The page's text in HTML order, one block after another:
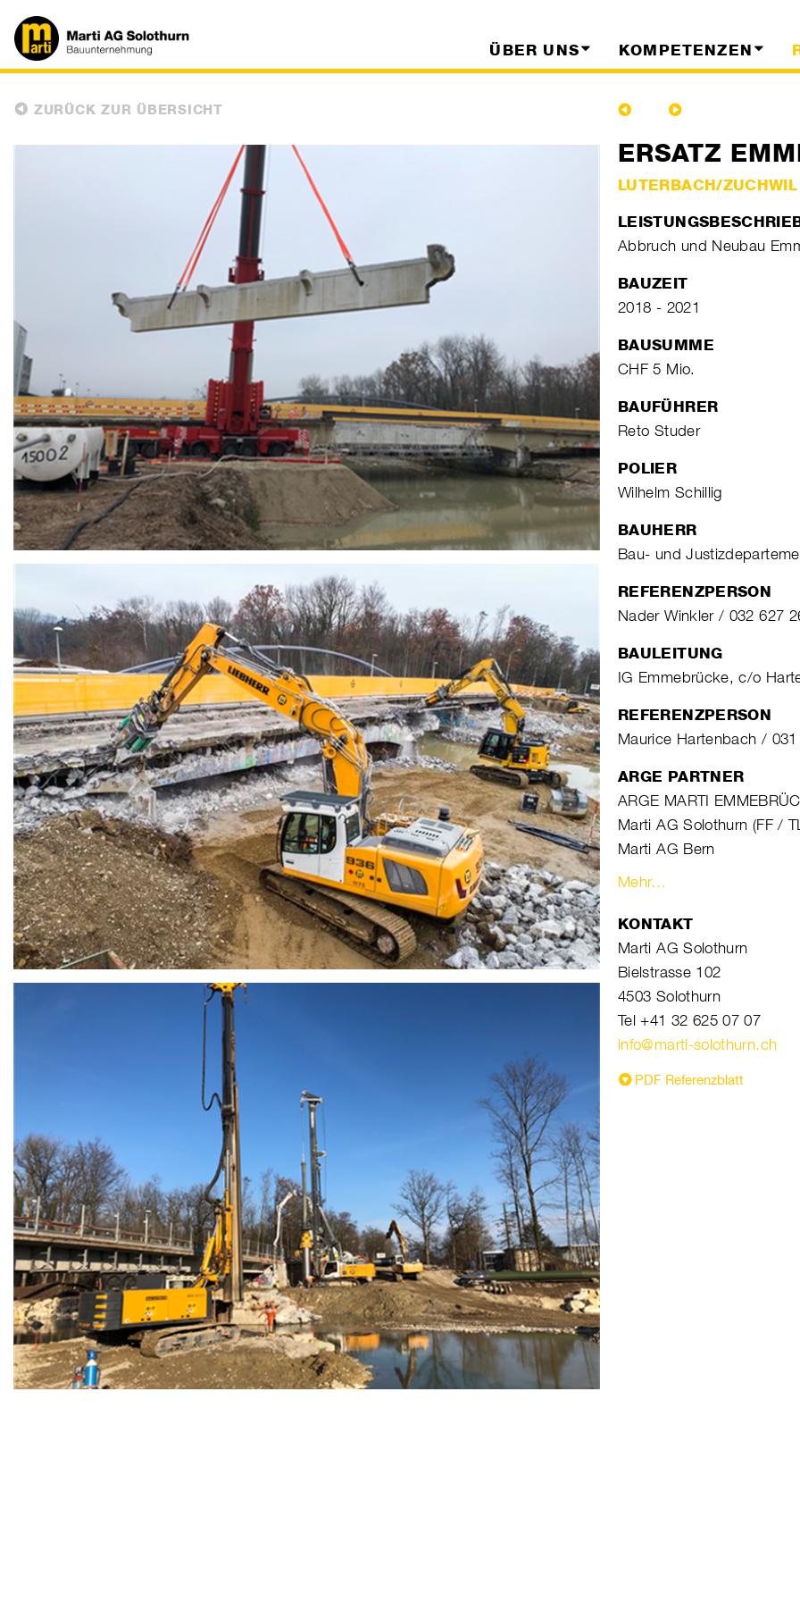
ÜBER UNS KOMPETENZEN
ZURÜCK ZUR ÜBERSICHT
ERSATZ
LUTERBACH/ZUCHWIL
Abbruch und Neubau
BAUZEIT
2018 - 2021
BAUSUMME
CHF 5 Mio.
BAUFÜHRER
Reto Studer
POLIER
Wilhelm Schillig
BAUHERR
Bau- und
REFERENZPERSON
Nader Winkler / 032 627
BAULEITUNG
IG Emmebrücke, c/o
REFERENZPERSON
Maurice Hartenbach / 031
ARGE PARTNER
ARGE MARTI
Marti AG Solothurn (FF /
Marti AG Bern
Mehr…
KONTAKT
Marti AG Solothurn
Bielstrasse 102
4503 Solothurn
Tel +41 32 625 07 07
info@marti-solothurn.ch
PDF Referenzblatt